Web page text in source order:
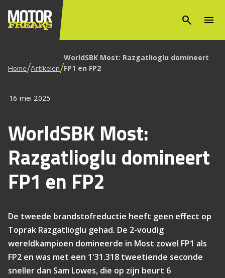
search menu
Home/Artikelen/WorldSBK Most: Razgatlioglu domineert
FP1 en FP2
16 mei 2025
WorldSBK Most:
Razgatlioglu domineert
FP1 en FP2
De tweede brandstofreductie heeft geen effect op
Toprak Razgatlioglu gehad. De 2-voudig
wereldkampioen domineerde in Most zowel FP1 als
FP2 en was met een 1'31.318 tweetiende seconde
sneller dan Sam Lowes, die op zijn beurt 6